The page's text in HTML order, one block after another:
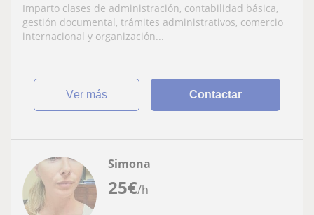
Imparto clases de administración, contabilidad básica,
gestión documental, trámites administrativos, comercio
internacional y organización...
ver más Contactar
25€/h
Simona